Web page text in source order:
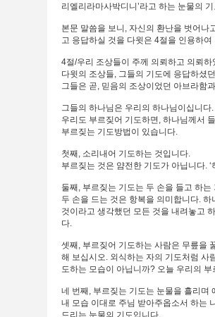
리엘리라마사박디니’라고 하는 눈물의
본문 말씀을 보니, 자신의 환난을 벗어나
고 응답하실 것을 다윗은 4절을 인용하
4절/우리 조상들이 주께 의뢰하고 의뢰
다윗의 조상들, 그들의 기도에 응답하셨
그들은 곧, 믿음의 조상이었던 아브라함
그들의 하나님은 우리의 하나님이십니
우리도 부르짖어 기도하면, 하나님께서
부르짖는 기도방법이 있습니다.
첫째, 소리내어 기도하는 것입니다.
부르짖는 것은 얌전한 기도가 아닙니다.
둘째, 부르짖는 기도는 두 손을 들고 하는
두 손을 드는 것은 항복을 의미합니다.
것이라고 생각했던 모든 것을 내려놓고
다.
셋째, 부르짖어 기도하는 사람은 무릎을
해 보십시오. 외식하는 자의 기도처럼 사
도하는 모습이 아닙니까? 오늘 우리의
네 번째, 부르짖는 기도는 눈물을 흘리며
내 모습 이대로 주님 받아주옵소서 하는
드리는 눈물의 기도입니다.